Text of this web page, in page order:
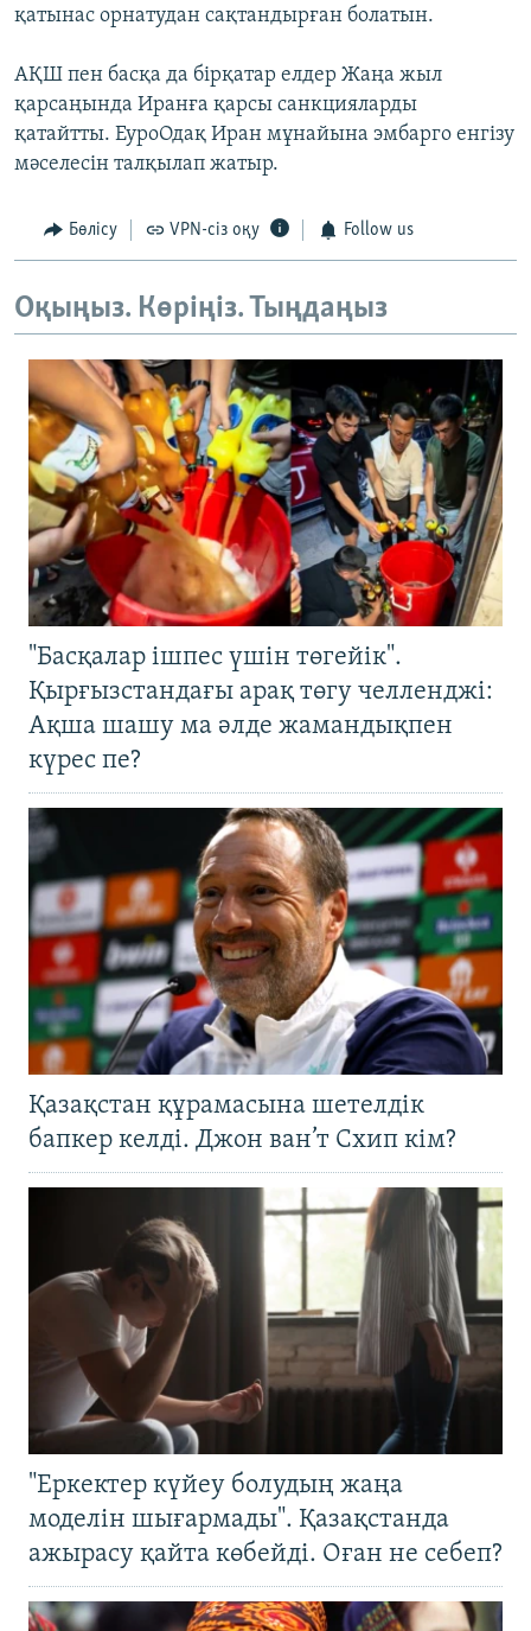
қатынас орнатудан сақтандырған болатын.
АҚШ пен басқа да бірқатар елдер Жаңа жыл
қарсаңында Иранға қарсы санкцияларды
қатайтты. ЕуроОдақ Иран мұнайына эмбарго енгізу
мәселесін талқылап жатыр.
Бөлісу VPN-сіз оқу Follow us
Оқыңыз. Көріңіз. Тыңдаңыз
"Басқалар ішпес үшін төгейік".
Қырғызстандағы арақ төгу челленджі:
Ақша шашу ма әлде жамандықпен
күрес пе?
Қазақстан құрамасына шетелдік
бапкер келді. Джон ван’т Схип кім?
"Еркектер күйеу болудың жаңа
моделін шығармады". Қазақстанда
ажырасу қайта көбейді. Оған не себеп?